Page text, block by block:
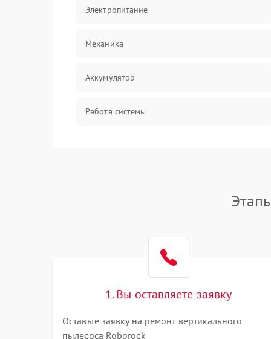
Электропитание
Механика
Аккумулятор
Работа системы
1. Вы оставляете заявку
Оставьте заявку на ремонт вертикального
пылесоса Roborock